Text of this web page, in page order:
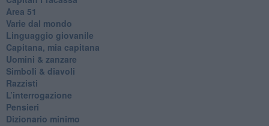
​Area 51
Varie dal mondo
​Linguaggio giovanile
​Capitana, mia capitana
Uomini & zanzare
​Simboli & diavoli
Razzisti
​L’interrogazione
Pensieri
​Dizionario minimo